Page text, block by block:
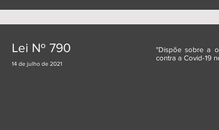
Lei Nº 790
14 de julho de 2021
"Dispõe sobre a
contra a Covid-19